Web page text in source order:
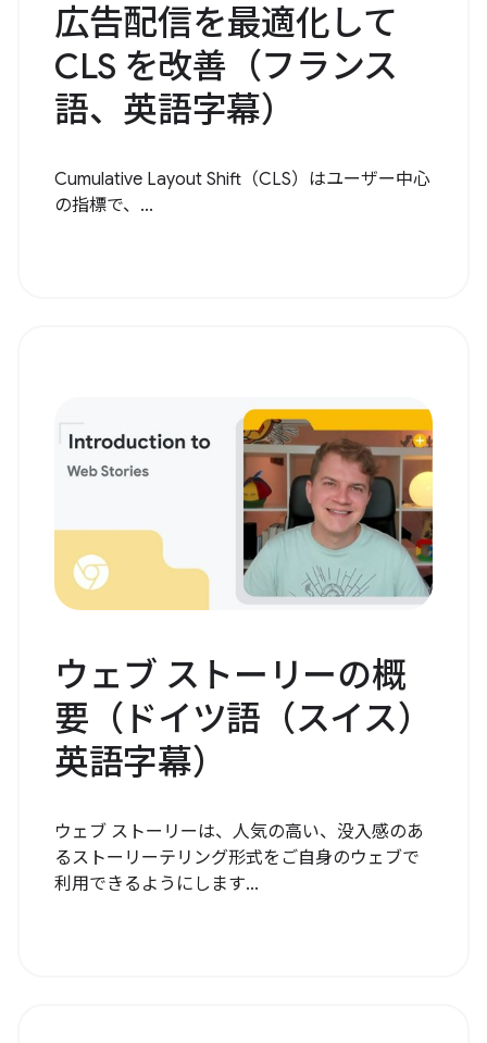
広告配信を最適化して
CLS を改善（フランス
語、英語字幕）
Cumulative Layout Shift（CLS）はユーザー中心
の指標で、...
ウェブ ストーリーの概
要（ドイツ語（スイス）
英語字幕）
ウェブ ストーリーは、人気の高い、没入感のあ
るストーリーテリング形式をご自身のウェブで
利用できるようにします...